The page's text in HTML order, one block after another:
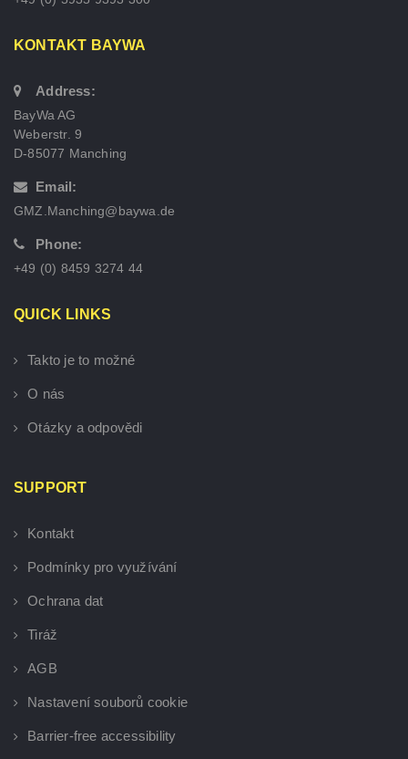
KONTAKT BAYWA
Address:
BayWa AG
Weberstr. 9
D-85077 Manching
Email:
GMZ.Manching@baywa.de
Phone:
+49 (0) 8459 3274 44
QUICK LINKS
Takto je to možné
O nás
Otázky a odpovědi
SUPPORT
Kontakt
Podmínky pro využívání
Ochrana dat
Tiráž
AGB
Nastavení souborů cookie
Barrier-free accessibility